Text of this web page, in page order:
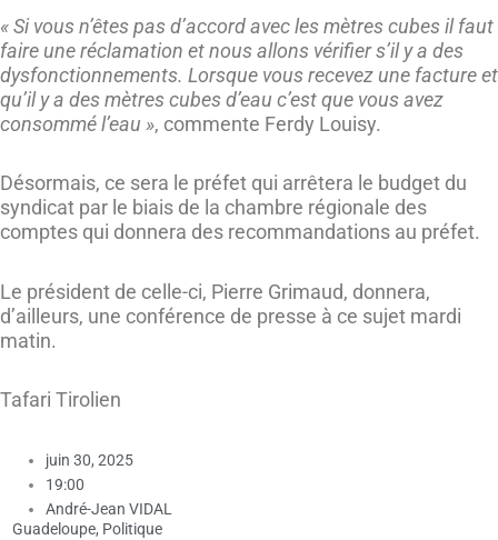
« Si vous n’êtes pas d’accord avec les mètres cubes il faut
faire une réclamation et nous allons vérifier s’il y a des
dysfonctionnements. Lorsque vous recevez une facture et
qu’il y a des mètres cubes d’eau c’est que vous avez
consommé l’eau », commente Ferdy Louisy.
Désormais, ce sera le préfet qui arrêtera le budget du
syndicat par le biais de la chambre régionale des
comptes qui donnera des recommandations au préfet.
Le président de celle-ci, Pierre Grimaud, donnera,
d’ailleurs, une conférence de presse à ce sujet mardi
matin.
Tafari Tirolien
juin 30, 2025
19:00
André-Jean VIDAL
Guadeloupe, Politique